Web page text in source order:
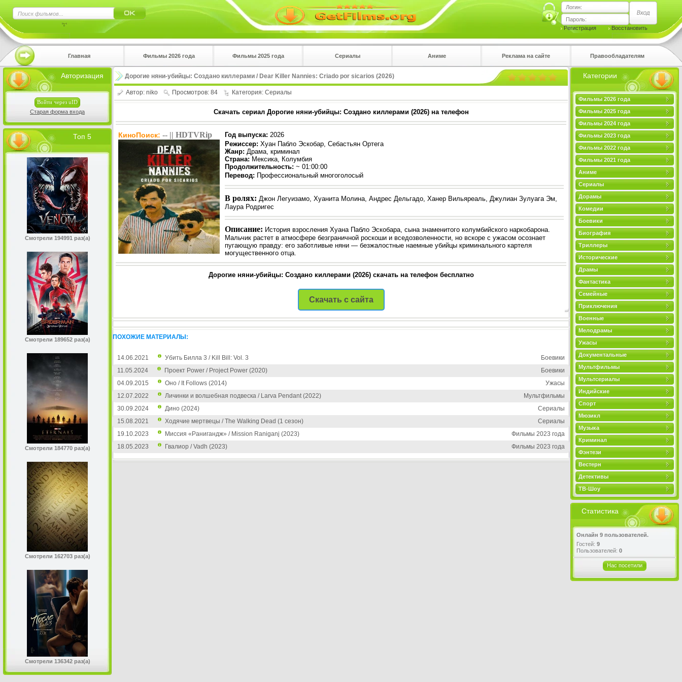
Логин:
Пароль:
Регистрация
Восстановить
Главная Фильмы 2026 года Фильмы 2025 года Сериалы Аниме Реклама на сайте Правообладателям
Авторизация
Войти через uID
Старая форма входа
Топ 5
Смотрели 194991 раз(а)
Смотрели 189652 раз(а)
Смотрели 184770 раз(а)
Смотрели 162703 раз(а)
Смотрели 136342 раз(а)
Категории
Фильмы 2026 года
Фильмы 2025 года
Фильмы 2024 года
Фильмы 2023 года
Фильмы 2022 года
Фильмы 2021 года
Аниме
Сериалы
Дорамы
Комедии
Боевики
Биография
Триллеры
Исторические
Драмы
Фантастика
Семейные
Приключения
Военные
Мелодрамы
Ужасы
Документальные
Мультфильмы
Мультсериалы
Индийские
Спорт
Мюзикл
Музыка
Криминал
Фэнтези
Вестерн
Детективы
ТВ-Шоу
Статистика
Онлайн 9 пользователей.
Гостей: 9
Пользователей: 0
Нас посетили
Дорогие няни-убийцы: Создано киллерами / Dear Killer Nannies: Criado por sicarios (2026)
Автор: niko Просмотров: 84 Категория: Сериалы
Скачать сериал Дорогие няни-убийцы: Создано киллерами (2026) на телефон
КиноПоиск: -- || HDTVRip Год выпуска: 2026
Режиссер: Хуан Пабло Эскобар, Себастьян Ортега
Жанр: Драма, криминал
Страна: Мексика, Колумбия
Продолжительность: ~ 01:00:00
Перевод: Профессиональный многоголосый
В ролях: Джон Легуизамо, Хуанита Молина, Андрес Дельгадо, Ханер Вильяреаль, Джулиан Зулуага Эм,
Лаура Родригес
Описание: История взросления Хуана Пабло Эскобара, сына знаменитого колумбийского наркобарона.
Мальчик растет в атмосфере безграничной роскоши и вседозволенности, но вскоре с ужасом осознает
пугающую правду: его заботливые няни — безжалостные наемные убийцы криминального картеля
могущественного отца.
Дорогие няни-убийцы: Создано киллерами (2026) скачать на телефон бесплатно
Нажмите на в плеере
!!!Если Вы с телефона сперва нажмите на троеточие в правом
верхнем углу!!!
Скачать с сайта
ПОХОЖИЕ МАТЕРИАЛЫ:
14.06.2021 Убить Билла 3 / Kill Bill: Vol. 3
Боевики
11.05.2024
Проект Power / Project Power (2020)
Боевики
04.09.2015
Оно / It Follows (2014)
Ужасы
12.07.2022
Личинки и волшебная подвеска / Larva Pendant (2022)
Мультфильмы
30.09.2024
Дино (2024)
Сериалы
15.08.2021
Ходячие мертвецы / The Walking Dead (1 сезон)
Сериалы
19.10.2023
Миссия «Ранигандж» / Mission Raniganj (2023)
Фильмы 2023 года
18.05.2023
Гвалиор / Vadh (2023) Фильмы 2023 года